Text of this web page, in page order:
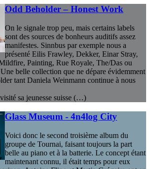
Odd Beholder – Honest Work
On le signale trop peu, mais certains labels
sont des sources de bonheurs auditifs assez
manifestes. Sinnbus par exemple nous a
présenté Eilis Frawley, Dekker, Einar Stray,
Painting, Rue Royale, The/Das ou
belle collection que ne dépare évidemment
tant Daniela Weinmann continue à nous
sa jeunesse suisse (…)
Glass Museum - 4n4log City
Voici donc le second troisième album du
groupe de Tournai, faisant toujours la part
belle au piano et à la batterie. Le concept étant
maintenant connu, il était temps pour eux